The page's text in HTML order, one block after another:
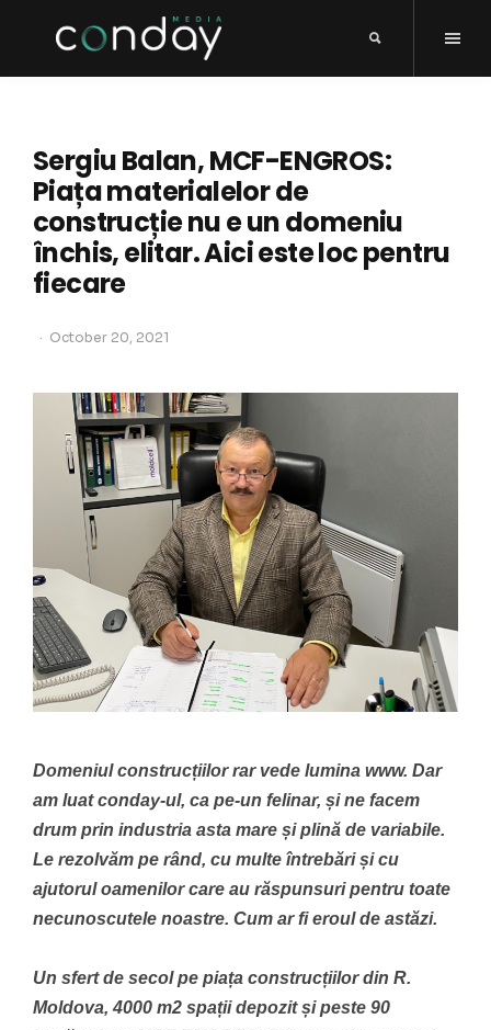
Sergiu Balan, MCF-ENGROS:
Piața materialelor de
construcție nu e un domeniu
închis, elitar. Aici este loc pentru
fiecare
October 20, 2021
Domeniul construcțiilor rar vede lumina www. Dar
am luat conday-ul, ca pe-un felinar, și ne facem
drum prin industria asta mare și plină de variabile.
Le rezolvăm pe rând, cu multe întrebări și cu
ajutorul oamenilor care au răspunsuri pentru toate
necunoscutele noastre. Cum ar fi eroul de astăzi.
Un sfert de secol pe piața construcțiilor din R.
Moldova, 4000 m2 spații depozit și peste 90